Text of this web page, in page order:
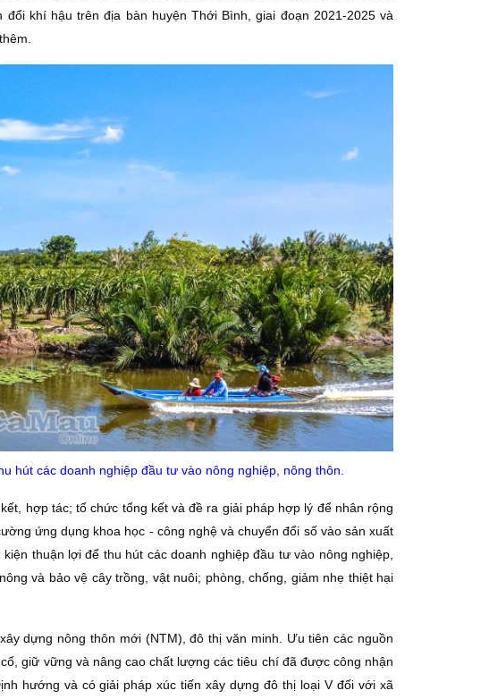
khí hậu trên địa bàn huyện Thới Bình, giai đoạn 2021-2025 và
hút các doanh nghiệp đầu tư vào nông nghiệp, nông thôn.
hợp tác; tổ chức tổng kết và đề ra giải pháp hợp lý để nhân rộng
ứng dụng khoa học - công nghệ và chuyển đổi số vào sản xuất
thuận lợi để thu hút các doanh nghiệp đầu tư vào nông nghiệp,
và bảo vệ cây trồng, vật nuôi; phòng, chống, giảm nhẹ thiệt hại
dựng nông thôn mới (NTM), đô thị văn minh. Ưu tiên các nguồn
giữ vững và nâng cao chất lượng các tiêu chí đã được công nhận
hướng và có giải pháp xúc tiến xây dựng đô thị loại V đối với xã